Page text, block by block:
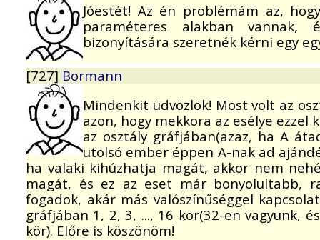
Jóestét! Az én problémám az,
paraméteres alakban vannak,
bizonyítására szeretnék kérni egy
[727] Bormann
Mindenkit üdvözlök! Most volt az
azon, hogy mekkora az esélye ezzel
az osztály gráfjában(azaz, ha A
utolsó ember éppen A-nak ad
ha valaki kihúzhatja magát, akkor nem
magát, és ez az eset már bonyolultabb,
fogadok, akár más valószínűséggel
gráfjában 1, 2, 3, ..., 16 kör(32-en vagyunk,
kör). Előre is köszönöm!